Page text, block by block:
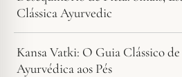
Clássica Ayurvedic
Kansa Vatki: O Guia Clássico de
Ayurvédica aos Pés